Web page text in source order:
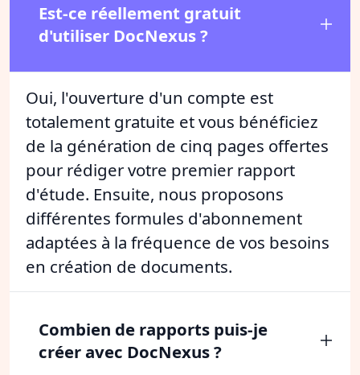
Est-ce réellement gratuit
d'utiliser DocNexus ?
Oui, l'ouverture d'un compte est
totalement gratuite et vous bénéficiez
de la génération de cinq pages offertes
pour rédiger votre premier rapport
d'étude. Ensuite, nous proposons
différentes formules d'abonnement
adaptées à la fréquence de vos besoins
en création de documents.
Combien de rapports puis-je
créer avec DocNexus ?